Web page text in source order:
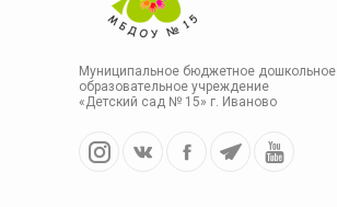
Муниципальное бюджетное дошкольное
образовательное учреждение
«Детский сад № 15» г. Иваново